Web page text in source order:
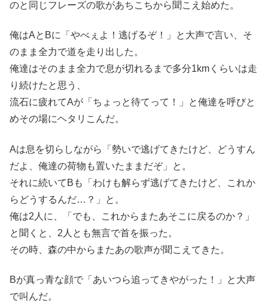
のと同じフレーズの歌があちこちから聞こえ始めた。
俺はAとBに「やべぇよ！逃げるぞ！」と大声で言い、そ
のまま全力で道を走り出した。
俺達はそのまま全力で息が切れるまで多分1kmくらいは走
り続けたと思う、
流石に疲れてAが「ちょっと待てって！」と俺達を呼びと
めその場にヘタリこんだ。
Aは息を切らしながら「勢いで逃げてきたけど、どうすん
だよ、俺達の荷物も置いたままだぞ」と。
それに続いてBも「わけも解らず逃げてきたけど、これか
らどうするんだ…？」と。
俺は2人に、「でも、これからまたあそこに戻るのか？」
と聞くと、2人とも無言で首を振った。
その時、森の中からまたあの歌声が聞こえてきた。
Bが真っ青な顔で「あいつら追ってきやがった！」と大声
で叫んだ。